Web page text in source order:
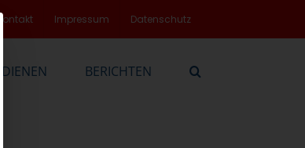
Kontakt Impressum Datenschutz
DIENEN BERICHTEN
Button wird der Dialog geschlossen. Seine